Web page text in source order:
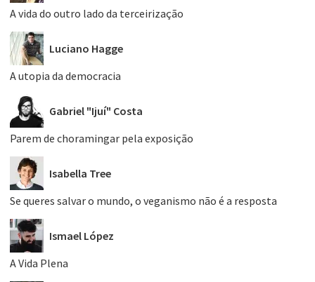
A vida do outro lado da terceirização
Luciano Hagge
A utopia da democracia
Gabriel "Ijuí" Costa
Parem de choramingar pela exposição
Isabella Tree
Se queres salvar o mundo, o veganismo não é a resposta
Ismael López
A Vida Plena